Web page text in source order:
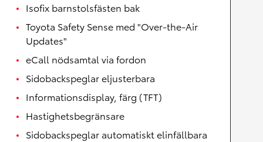
Isofix barnstolsfästen bak
Toyota Safety Sense med "Over-the-Air
Updates"
eCall nödsamtal via fordon
Sidobackspeglar eljusterbara
Informationsdisplay, färg (TFT)
Hastighetsbegränsare
Sidobackspeglar automatiskt elinfällbara